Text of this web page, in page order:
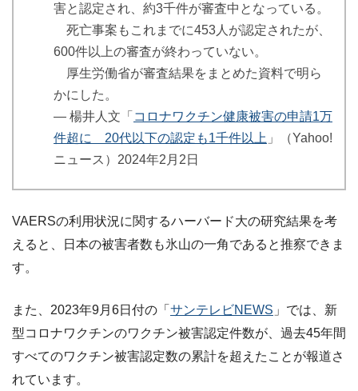
害と認定され、約3千件が審査中となっている。
死亡事案もこれまでに453人が認定されたが、
600件以上の審査が終わっていない。
厚生労働省が審査結果をまとめた資料で明ら
かにした。
― 楊井人文「 コロナワクチン健康被害の申請1万
件超に 20代以下の認定も1千件以上 」（Yahoo!
ニュース）2024年2月2日
VAERSの利用状況に関するハーバード大の研究結果を考
えると、日本の被害者数も氷山の一角であると推察できま
す。
また、2023年9月6日付の「 サンテレビNEWS 」では、新
型コロナワクチンのワクチン被害認定件数が、過去45年間
すべてのワクチン被害認定数の累計を超えたことが報道さ
れています。